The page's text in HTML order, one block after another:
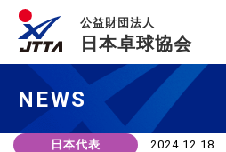
公益財団法人
日本卓球協会
NEWS
日本代表 2024.12.18